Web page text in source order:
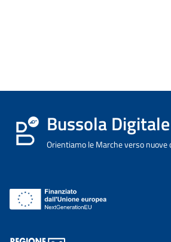
Bussola Digitale
Orientiamo le Marche verso nuove